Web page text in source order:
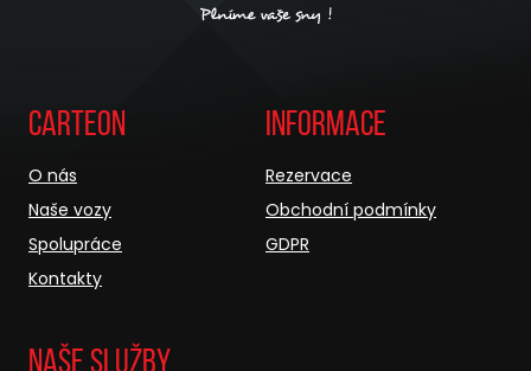
Carteon
O nás
Naše vozy
Spolupráce
Kontakty
Informace
Rezervace
Obchodní podmínky
GDPR
Naše služby